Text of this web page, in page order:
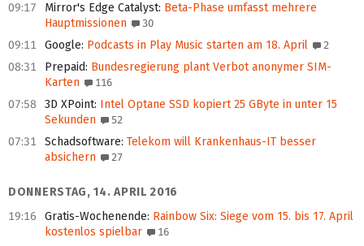
09:17 Mirror's Edge Catalyst: Beta-Phase umfasst mehrere
Hauptmissionen
30
09:11 Google: Podcasts in Play Music starten am 18. April 2
08:31 Prepaid: Bundesregierung plant Verbot anonymer SIM-
Karten
116
07:58 3D XPoint: Intel Optane SSD kopiert 25 GByte in unter 15
Sekunden
52
07:31 Schadsoftware: Telekom will Krankenhaus-IT besser
absichern
27
DONNERSTAG, 14. APRIL 2016
19:16
Gratis-Wochenende: Rainbow Six: Siege vom 15. bis 17. April
kostenlos spielbar
16